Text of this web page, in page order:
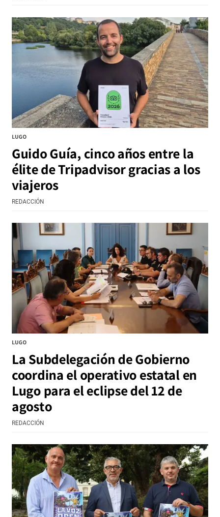
LUGO
Guido Guía, cinco años entre la
élite de Tripadvisor gracias a los
viajeros
REDACCIÓN
LUGO
La Subdelegación de Gobierno
coordina el operativo estatal en
Lugo para el eclipse del 12 de
agosto
REDACCIÓN